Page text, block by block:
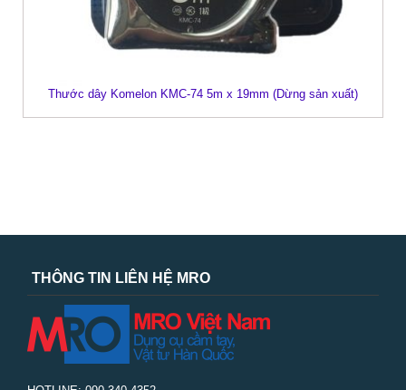
Thước dây Komelon KMC-74 5m x 19mm (Dừng sản xuất)
THÔNG TIN LIÊN HỆ MRO